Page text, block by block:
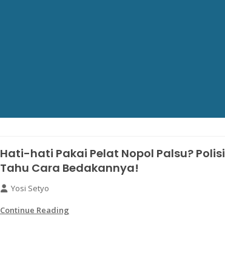
Hati-hati Pakai Pelat Nopol Palsu? Polisi
Tahu Cara Bedakannya!
Yosi Setyo
Continue Reading